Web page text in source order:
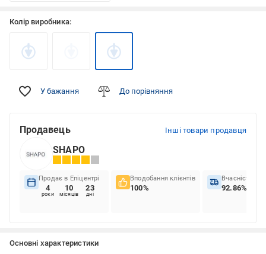
Колір виробника:
У бажання До порівняння
Продавець Інші товари продавця
SHAPO
Продає в Епіцентрі
4
роки
10
місяців
23
дні
Вподобання клієнтів
100%
Вчасність
92.86%
Основні характеристики